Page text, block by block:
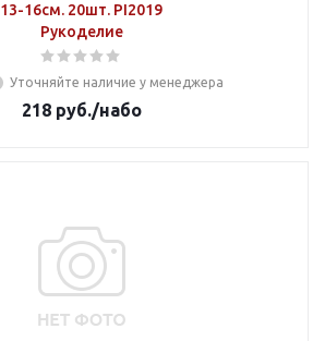
13-16см. 20шт. PI2019
Рукоделие
Уточняйте наличие у менеджера
218руб./набо